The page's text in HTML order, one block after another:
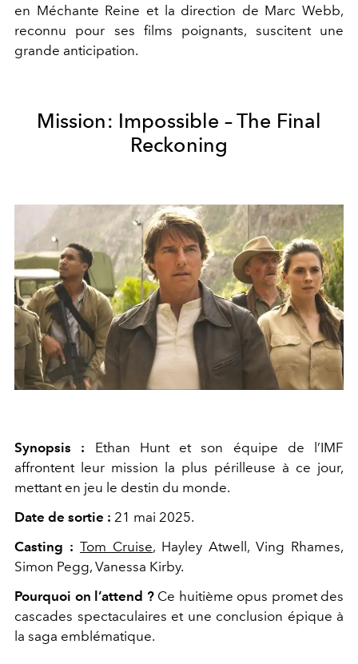
en Méchante Reine et la direction de Marc Webb,
reconnu pour ses films poignants, suscitent une
grande anticipation.
Mission: Impossible – The Final
Reckoning
Synopsis :
Ethan Hunt et son équipe de l’IMF
affrontent leur mission la plus périlleuse à ce jour,
mettant en jeu le destin du monde.
Date de sortie : 21 mai 2025.
Casting : Tom Cruise, Hayley Atwell, Ving Rhames,
Simon Pegg, Vanessa Kirby.
Pourquoi on l’attend ? Ce huitième opus promet des
cascades spectaculaires et une conclusion épique à
la saga emblématique.